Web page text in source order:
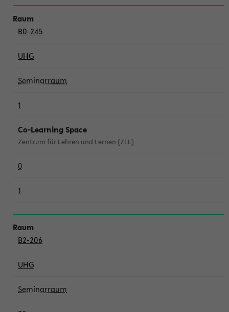
B0-245
UHG
Seminarraum
1
Co-Learning Space
Zentrum für Lehren und Lernen (ZLL)
0
1
B2-206
UHG
Seminarraum